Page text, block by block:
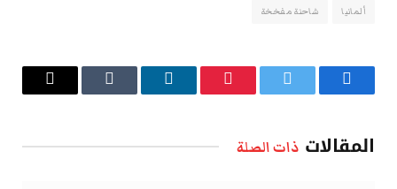
ألمانيا شاحنة مفخخة
فيسبوك تويتر بينتيريستلينكدإن Tumblr
البريد
المقالات ذات الصلة